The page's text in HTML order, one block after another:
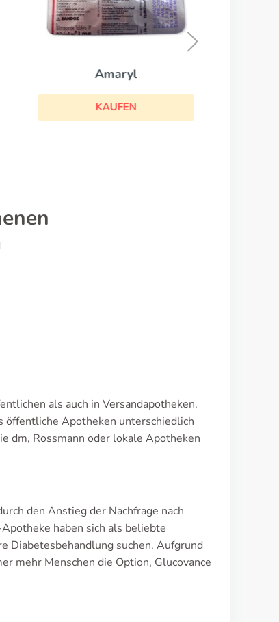
Amaryl
KAUFEN
als auch in Versandapotheken.
öffentliche Apotheken unterschiedlich
dm, Rossmann oder lokale Apotheken
den Anstieg der Nachfrage nach
haben sich als beliebte
Diabetesbehandlung suchen. Aufgrund
mehr Menschen die Option, Glucovance